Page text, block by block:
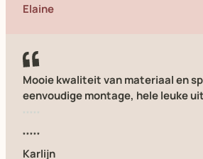
Elaine
Mooie kwaliteit van materiaal en
eenvoudige montage, hele leuke
Karlijn